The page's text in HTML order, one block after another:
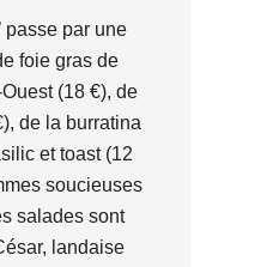
passe par une
foie gras de
(18 €), de
de la burratina
et toast (12
soucieuses
salades sont
landaise